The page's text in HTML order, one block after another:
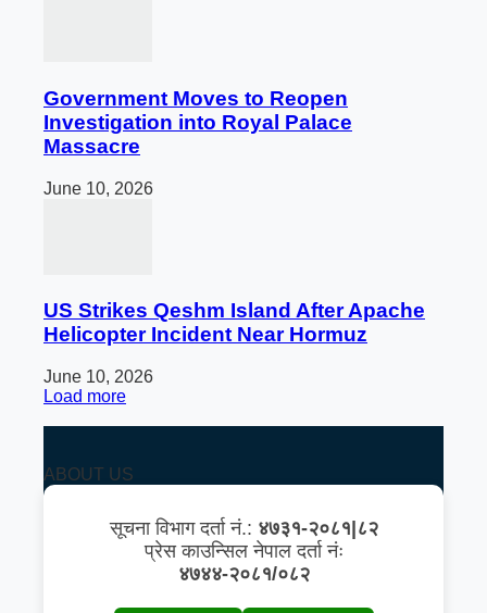
Government Moves to Reopen
Investigation into Royal Palace
Massacre
June 10, 2026
US Strikes Qeshm Island After Apache
Helicopter Incident Near Hormuz
June 10, 2026
Load more
ABOUT US
सूचना विभाग दर्ता नं.: ४७३१-२०८१|८२
प्रेस काउन्सिल नेपाल दर्ता नंः
४७४४-२०८१/०८२